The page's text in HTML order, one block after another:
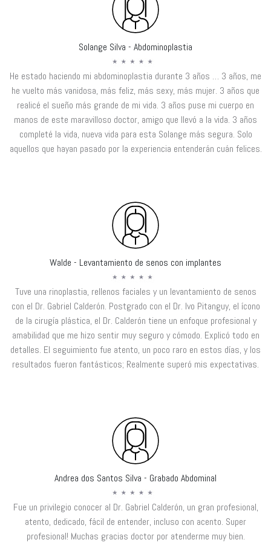
Solange Silva - Abdominoplastia
He estado haciendo mi abdominoplastia durante 3 años … 3 años, me
he vuelto más vanidosa, más feliz, más sexy, más mujer. 3 años que
realicé el sueño más grande de mi vida. 3 años puse mi cuerpo en
manos de este maravilloso doctor, amigo que llevó a la vida. 3 años
completé la vida, nueva vida para esta Solange más segura. Solo
aquellos que hayan pasado por la experiencia entenderán cuán felices.
Walde - Levantamiento de senos con implantes
Tuve una rinoplastia, rellenos faciales y un levantamiento de senos
con el Dr. Gabriel Calderón. Postgrado con el Dr. Ivo Pitanguy, el ícono
de la cirugía plástica, el Dr. Calderón tiene un enfoque profesional y
amabilidad que me hizo sentir muy seguro y cómodo. Explicó todo en
detalles. El seguimiento fue atento, un poco raro en estos días, y los
resultados fueron fantásticos; Realmente superó mis expectativas.
Andrea dos Santos Silva - Grabado Abdominal
Fue un privilegio conocer al Dr. Gabriel Calderón, un gran profesional,
atento, dedicado, fácil de entender, incluso con acento. Super
profesional! Muchas gracias doctor por atenderme muy bien.